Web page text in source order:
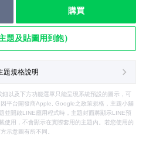
購買
題及貼圖用到飽）
題規格說明
以及下方功能選單只能呈現系統預設的圖示，可
平台開發商Apple, Google之政策規格，主題小舖
並開啟LINE應用程式時，主題封面將顯示LINE預
使用，不會顯示在實際套用的主題內。若您使用的
示意圖有所不同。